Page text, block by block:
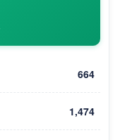
664
1,474